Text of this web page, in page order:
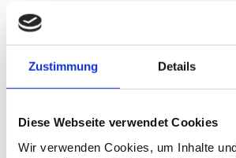
Zustimmung Details
Diese Webseite verwendet Cookies
Wir verwenden Cookies, um Inhalte
Gerne räumen wir Ihnen und
Zeit ein, um Krankheitsbild,
oder Prophylaxemaßnahmen
besprechen zu können. Hierfür